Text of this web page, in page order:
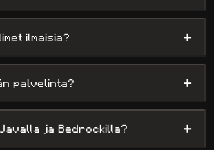
ilmaisia? +
palvelinta? +
ja Bedrockilla? +